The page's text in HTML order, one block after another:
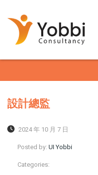
設計總監
2024 年 10 月 7 日
Posted by: UI Yobbi
Categories: